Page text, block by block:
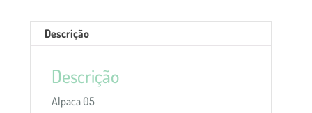
Descrição
Descrição
Alpaca 05